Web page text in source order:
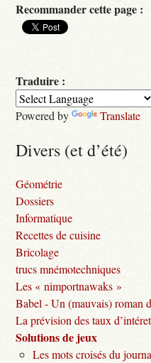
Recommander cette page :
Traduire :
Powered by Translate
Divers (et d’été)
Géométrie
Dossiers
Informatique
Recettes de cuisine
Bricolage
trucs mnémotechniques
Les « nimportnawaks »
Babel - Un (mauvais) roman
La prévision des taux d’intéret
Solutions de jeux
Les mots croisés du